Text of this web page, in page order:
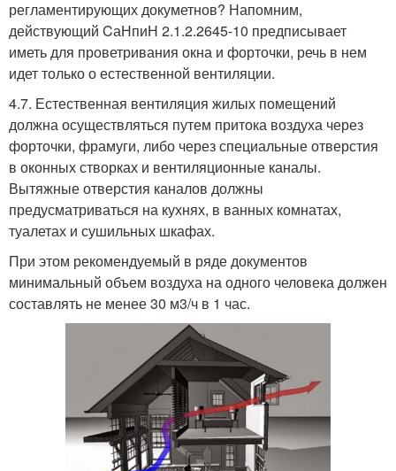
регламентирующих докуметнов? Напомним,
действующий CаНпиН 2.1.2.2645-10 предписывает
иметь для проветривания окна и форточки, речь в нем
идет только о естественной вентиляции.
4.7. Естественная вентиляция жилых помещений
должна осуществляться путем притока воздуха через
форточки, фрамуги, либо через специальные отверстия
в оконных створках и вентиляционные каналы.
Вытяжные отверстия каналов должны
предусматриваться на кухнях, в ванных комнатах,
туалетах и сушильных шкафах.
При этом рекомендуемый в ряде документов
минимальный объем воздуха на одного человека должен
составлять не менее 30 м3/ч в 1 час.